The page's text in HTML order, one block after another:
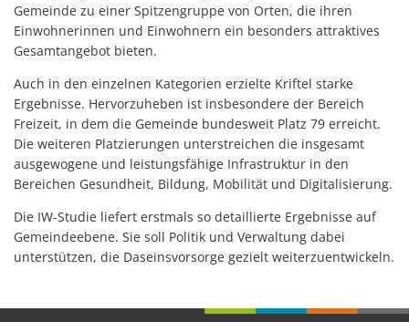
Gemeinde zu einer Spitzengruppe von Orten, die ihren
Einwohnerinnen und Einwohnern ein besonders attraktives
Gesamtangebot bieten.
Auch in den einzelnen Kategorien erzielte Kriftel starke
Ergebnisse. Hervorzuheben ist insbesondere der Bereich
Freizeit, in dem die Gemeinde bundesweit Platz 79 erreicht.
Die weiteren Platzierungen unterstreichen die insgesamt
ausgewogene und leistungsfähige Infrastruktur in den
Bereichen Gesundheit, Bildung, Mobilität und Digitalisierung.
Die IW-Studie liefert erstmals so detaillierte Ergebnisse auf
Gemeindeebene. Sie soll Politik und Verwaltung dabei
unterstützen, die Daseinsvorsorge gezielt weiterzuentwickeln.